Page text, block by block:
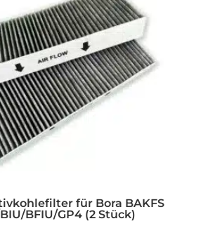
für Bora BAKFS
BFIU/GP4 (2 Stück)